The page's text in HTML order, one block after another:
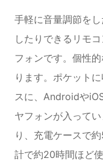
手軽に音量調節を
したりできるリモ
フォンです。個性
ります。ポケット
スに、Androidや
ヤフォンが入って
り、充電ケースで
計で約20時間ほど